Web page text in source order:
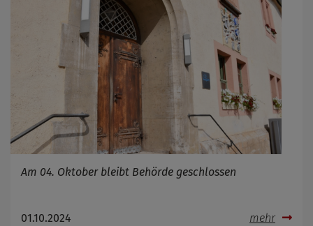
Am 04. Oktober bleibt Behörde geschlossen
01.10.2024 mehr